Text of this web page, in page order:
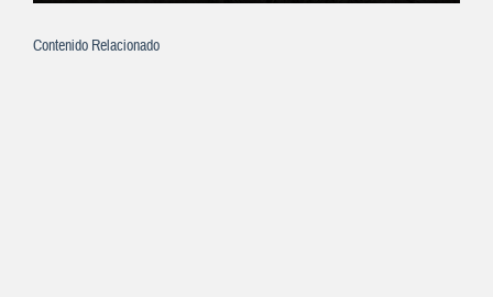
Contenido Relacionado